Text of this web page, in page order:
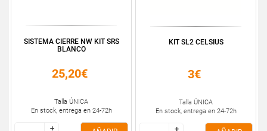
SISTEMA CIERRE NW KIT SRS
BLANCO
25,20€
Talla ÚNICA
En stock, entrega en 24-72h
+
+
KIT SL2 CELSIUS
3€
Talla ÚNICA
En stock, entrega en 24-72h
+
+